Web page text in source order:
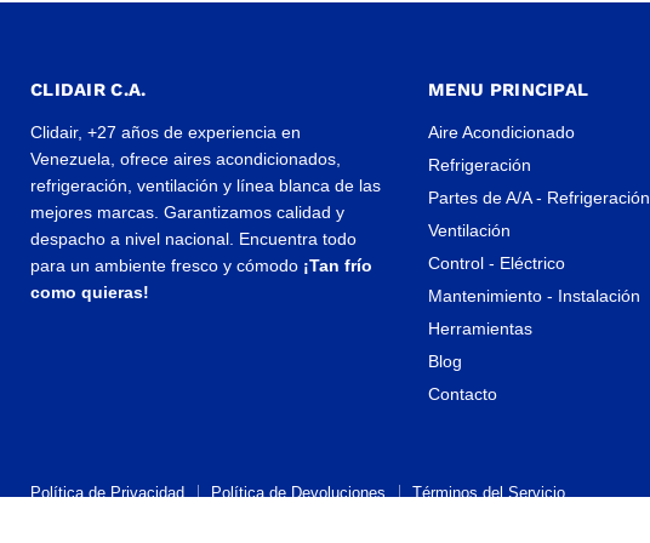
CLIDAIR C.A.
Clidair, +27 años de experiencia en
Venezuela, ofrece aires acondicionados,
refrigeración, ventilación y línea blanca de las
mejores marcas. Garantizamos calidad y
despacho a nivel nacional. Encuentra todo
para un ambiente fresco y cómodo ¡Tan frío
como quieras!
MENU PRINCIPAL
Aire Acondicionado
Refrigeración
Partes de A/A - Refrigeración
Ventilación
Control - Eléctrico
Mantenimiento - Instalación
Herramientas
Blog
Contacto
Política de Privacidad Política de Devoluciones Términos del Servicio